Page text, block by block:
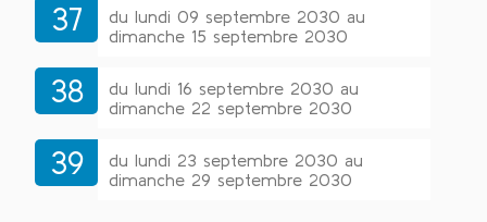
37
du lundi 09 septembre 2030 au
dimanche 15 septembre 2030
38
du lundi 16 septembre 2030 au
dimanche 22 septembre 2030
39
du lundi 23 septembre 2030 au
dimanche 29 septembre 2030